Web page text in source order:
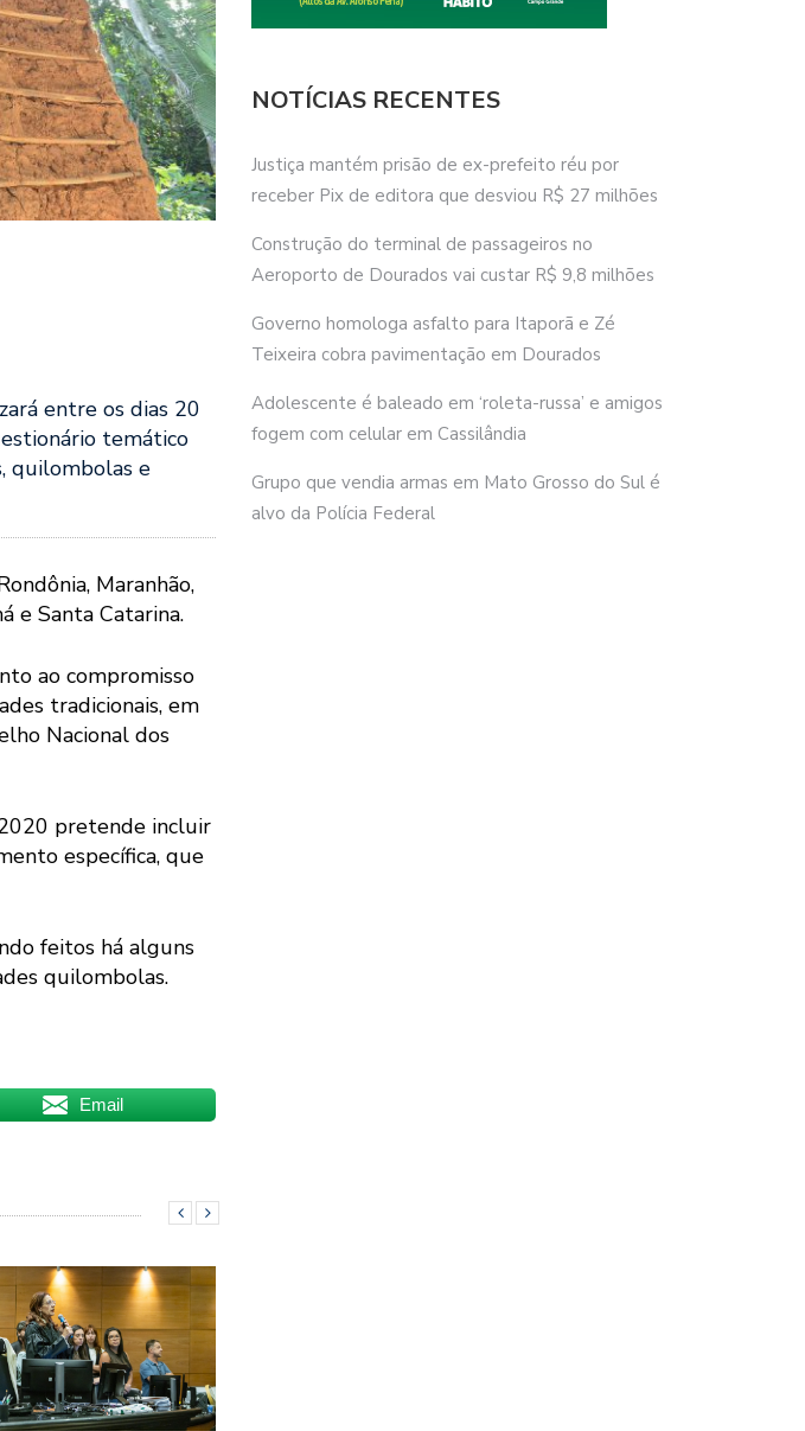
entre os dias 20
temático
quilombolas e
Maranhão,
e Santa Catarina.
ao compromisso
tradicionais, em
Nacional dos
pretende incluir
específica, que
feitos há alguns
quilombolas.
Email
NOTÍCIAS RECENTES
Justiça mantém prisão de ex-prefeito réu por
receber Pix de editora que desviou R$ 27 milhões
Construção do terminal de passageiros no
Aeroporto de Dourados vai custar R$ 9,8 milhões
Governo homologa asfalto para Itaporã e Zé
Teixeira cobra pavimentação em Dourados
Adolescente é baleado em ‘roleta-russa’ e amigos
fogem com celular em Cassilândia
Grupo que vendia armas em Mato Grosso do Sul é
alvo da Polícia Federal